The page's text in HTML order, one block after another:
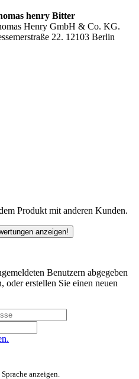
henry Bitter
Henry GmbH & Co. KG.
22. 12103 Berlin
Produkt mit anderen Kunden.
anzeigen!
Benutzern abgegeben
erstellen Sie einen neuen
anzeigen.